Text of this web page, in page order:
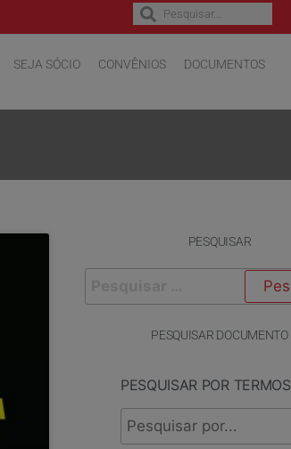
SEJA SÓCIO CONVÊNIOS DOCUMENTOS
PESQUISAR
PESQUISAR DOCUMENTO
PESQUISAR POR TERMOS